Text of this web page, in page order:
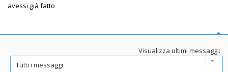
avessi già fatto
Visualizza ultimi messaggi: